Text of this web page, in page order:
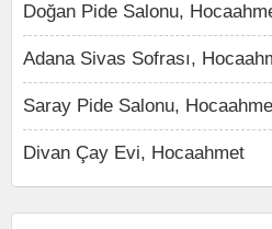
Doğan Pide Salonu,
Adana Sivas Sofrası,
Saray Pide Salonu,
Divan Çay Evi, Hocaahmet